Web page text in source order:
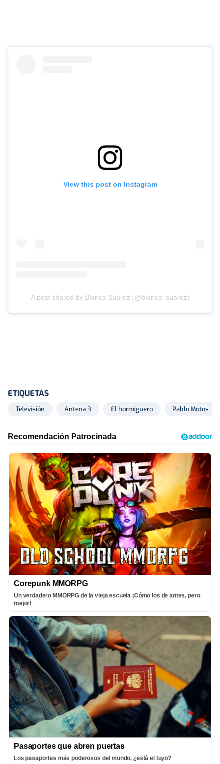
View this post on Instagram
A post shared by Blanca Suárez (@blanca_suarez)
ETIQUETAS
Televisión Antena 3 El hormiguero Pablo Motos
Corepunk MMORPG
Un verdadero MMORPG de la vieja escuela ¡Cómo los de antes, pero
mejor!
Pasaportes que abren puertas
Los pasaportes más poderosos del mundo, ¿está el tuyo?